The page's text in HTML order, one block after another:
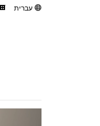
עברית